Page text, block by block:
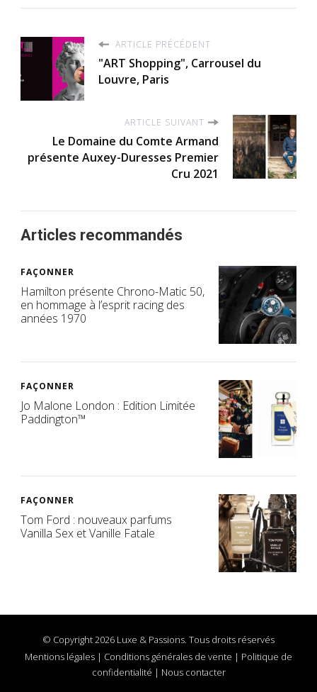
ARTICLE PRÉCÉDENT
"ART Shopping", Carrousel du
Louvre, Paris
ARTICLE SUIVANT
Le Domaine du Comte Armand
présente Auxey-Duresses Premier
Cru 2021
Articles recommandés
FAÇONNER
Hamilton présente Chrono-Matic 50,
en hommage à l’esprit racing des
années 1970
FAÇONNER
Jo Malone London : Edition Limitée
Paddington™
FAÇONNER
Tom Ford : nouveaux parfums
Vanilla Sex et Vanille Fatale
© Copyright 2026 Luxe & Passions. Tous droits réservés
Mentions légales | Conditions générales de vente | Politique de
confidentialité | Nous contacter